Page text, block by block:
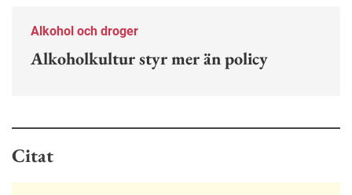
Alkohol och droger
Alkoholkultur styr mer än policy
Citat